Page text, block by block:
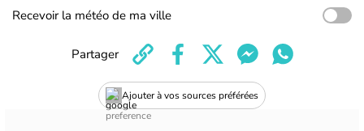
Recevoir la météo de ma ville
Ajouter à vos sources préférées
Partager